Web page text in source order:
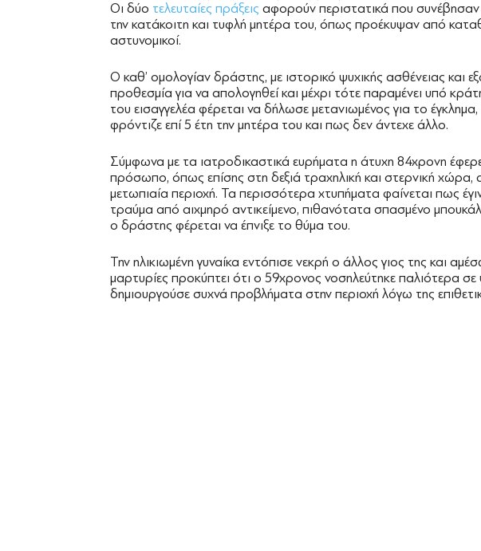
Οι δύο τελευταίες πράξεις αφορούν περιστατικά που
την κατάκοιτη και τυφλή μητέρα του, όπως προέκυψαν από
αστυνομικοί.
Ο καθ’ ομολογίαν δράστης, με ιστορικό ψυχικής ασθένειας και
προθεσμία για να απολογηθεί και μέχρι τότε παραμένει υπό
του εισαγγελέα φέρεται να δήλωσε μετανιωμένος για το
φρόντιζε επί 5 έτη την μητέρα του και πως δεν άντεχε άλλο.
Σύμφωνα με τα ιατροδικαστικά ευρήματα η άτυχη 84χρονη
πρόσωπο, όπως επίσης στη δεξιά τραχηλική και στερνική χώρα,
μετωπιαία περιοχή. Τα περισσότερα χτυπήματα φαίνεται πως
τραύμα από αιχμηρό αντικείμενο, πιθανότατα σπασμένο
ο δράστης φέρεται να έπνιξε το θύμα του.
Την ηλικιωμένη γυναίκα εντόπισε νεκρή ο άλλος γιος της και
μαρτυρίες προκύπτει ότι ο 59χρονος νοσηλεύτηκε παλιότερα σε
δημιουργούσε συχνά προβλήματα στην περιοχή λόγω της